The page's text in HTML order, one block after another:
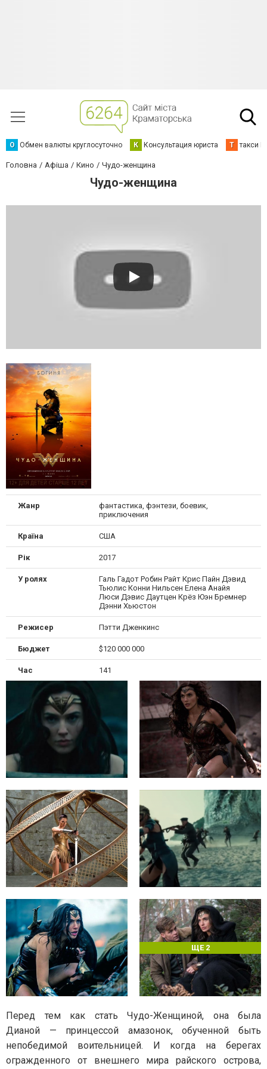
О Обмен валюты круглосуточно К Консультация юриста Т такси
Головна Афіша Кино Чудо-женщина
Чудо-женщина
Жанр
фантастика, фэнтези, боевик,
приключения
Країна США
Рік 2017
У ролях
Галь Гадот Робин Райт Крис Пайн Дэвид
Тьюлис Конни Нильсен Елена Анайя
Люси Дэвис Даутцен Крёз Юэн Бремнер
Дэнни Хьюстон
Режисер Пэтти Дженкинс
Бюджет $120 000 000
Час 141
ЩЕ 2
Перед тем как стать Чудо-Женщиной, она была
Дианой — принцессой амазонок, обученной быть
непобедимой воительницей. И когда на берегах
огражденного от внешнего мира райского острова,